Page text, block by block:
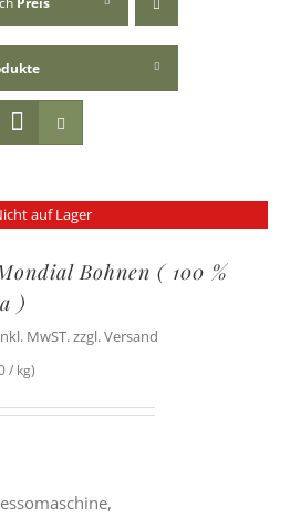
auf Lager
Bohnen ( 100 %
)
MwST. zzgl. Versand
/ kg)